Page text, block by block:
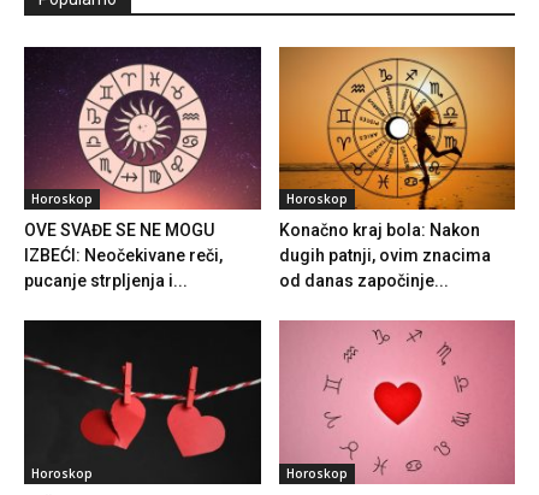
Horoskop
OVE SVAĐE SE NE MOGU
IZBEĆI: Neočekivane reči,
pucanje strpljenja i...
Horoskop
Konačno kraj bola: Nakon
dugih patnji, ovim znacima
od danas započinje...
Horoskop Horoskop